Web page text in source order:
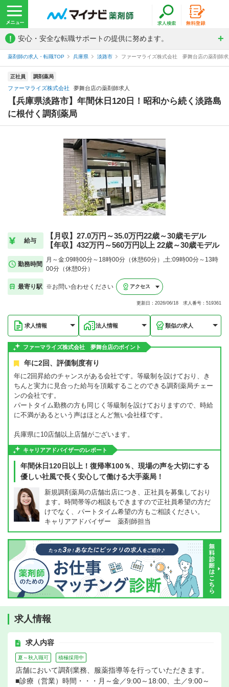
! 安心・安全な転職サポートの提供に努めます。
薬剤師の求人・転職TOP 兵庫県 淡路市 ファーマライズ株式会社 夢舞台店の薬剤師
正社員 調剤薬局
ファーマライズ株式会社 夢舞台店の薬剤師求人
【兵庫県淡路市】年間休日120日！昭和から続く淡路島
に根付く調剤薬局
給与
【月収】27.0万円～35.0万円22歳～30歳モデル
【年収】432万円～560万円以上 22歳～30歳モデル
勤務時間
月～金:09時00分～18時00分（休憩60分）,土:09時00分～13時
00分（休憩0分）
最寄り駅 ※お問い合わせください アクセス
更新日：2026/06/18 求人番号：519361
求人情報 法人情報 類似の求人
ファーマライズ株式会社 夢舞台店のポイント
年に2回、評価制度有り
年に2回昇給のチャンスがある会社です。等級制を設けており、き
ちんと実力に見合った給与を頂戴することのできる調剤薬局チェー
ンの会社です。
パートタイム勤務の方も同じく等級制を設けておりますので、時給
に不満があるという声はほとんど無い会社様です。
兵庫県に10店舗以上店舗がございます。
キャリアアドバイザーのレポート
年間休日120日以上！復帰率100％、現場の声を大切にする
優しい社風で長く安心して働ける大手薬局！
新規調剤薬局の店舗出店につき、正社員を募集しており
ます。時間帯等の相談もできますので正社員希望の方だ
けでなく、パートタイム希望の方もご相談ください。
キャリアアドバイザー 薬剤師担当
求人情報
求人内容
夏～秋入職可 積極採用中
店舗において調剤業務、服薬指導等を行っていただきます。
■診療（営業）時間・・・月～金／9:00～18:00、土／9:00～